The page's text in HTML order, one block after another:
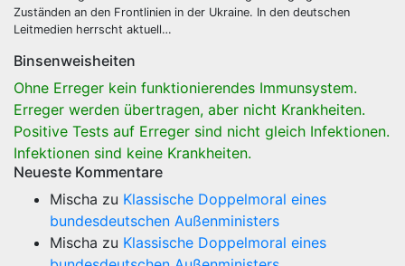
Zuständen an den Frontlinien in der Ukraine. In den deutschen
Leitmedien herrscht aktuell…
Binsenweisheiten
Ohne Erreger kein funktionierendes Immunsystem.
Erreger werden übertragen, aber nicht Krankheiten.
Positive Tests auf Erreger sind nicht gleich Infektionen.
Infektionen sind keine Krankheiten.
Neueste Kommentare
Mischa zu Klassische Doppelmoral eines
bundesdeutschen Außenministers
Mischa zu Klassische Doppelmoral eines